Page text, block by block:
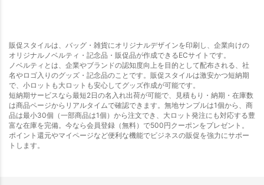
販促スタイルは、バッグ・雑貨にオリジナルデザインを印刷し、企業向けの
オリジナルノベルティ・記念品・販促品が作成できるECサイトです。
ノベルティとは、企業やブランドの認知度向上を目的として配布される、社
名やロゴ入りのグッズ・記念品のことです。販促スタイルは激安かつ短納期
で、小ロットも大ロットも安心してグッズ作成が可能です。
短納期サービスなら最短2日の名入れ出荷が可能で、見積もり・納期・在庫数
は商品ページからリアルタイムで確認できます。無地サンプルは1個から、商
品は最小30個（一部商品は1個）から注文でき、大ロット発注にも対応する豊
富な在庫を完備。今なら会員登録（無料）で500円クーポンをプレゼント。
ポイント還元やマイページなど便利な機能でビジネスの販促を強力にサポー
トします。